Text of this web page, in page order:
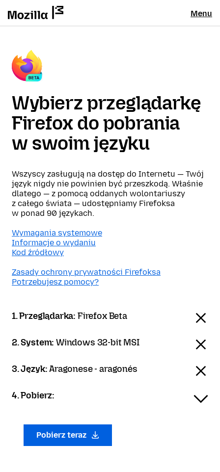
Menu
Wybierz przeglądarkę
Firefox do pobrania
w swoim języku
Wszyscy zasługują na dostęp do Internetu — Twój
język nigdy nie powinien być przeszkodą. Właśnie
dlatego — z pomocą oddanych wolontariuszy
z całego świata — udostępniamy Firefoksa
w ponad 90 językach.
Wymagania systemowe
Informacje o wydaniu
Kod źródłowy
Zasady ochrony prywatności Firefoksa
Potrzebujesz pomocy?
1. Przeglądarka: Firefox Beta
2. System:Windows 32-bit MSI
3. Język:Aragonese - aragonés
4. Pobierz:
Pobierz teraz